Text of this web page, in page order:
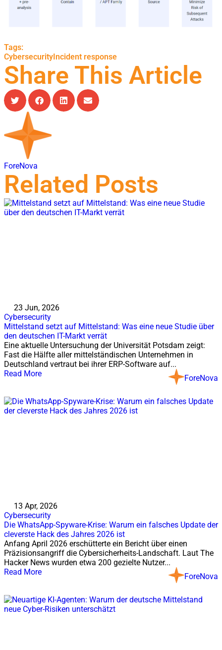
Tags:
Cybersecurity Incident response
Share This Article
ForeNova
Related Posts
23 Jun, 2026
Cybersecurity
Mittelstand setzt auf Mittelstand: Was eine neue Studie über
den deutschen IT-Markt verrät
Eine aktuelle Untersuchung der Universität Potsdam zeigt:
Fast die Hälfte aller mittelständischen Unternehmen in
Deutschland vertraut bei ihrer ERP-Software auf...
Read More
ForeNova
13 Apr, 2026
Cybersecurity
Die WhatsApp-Spyware-Krise: Warum ein falsches Update der
cleverste Hack des Jahres 2026 ist
Anfang April 2026 erschütterte ein Bericht über einen
Präzisionsangriff die Cybersicherheits-Landschaft. Laut The
Hacker News wurden etwa 200 gezielte Nutzer...
Read More
ForeNova